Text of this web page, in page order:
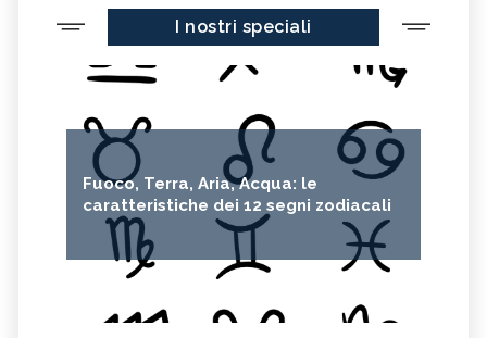
I nostri speciali
Fuoco, Terra, Aria, Acqua: le
caratteristiche dei 12 segni zodiacali